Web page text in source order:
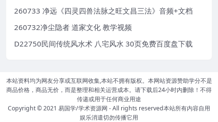
260733 净远《四灵四兽法脉之旺文昌三法》音频+文档
260732净尘隐者 道家文化 教学视频
D22750民间传统风水术 八宅风水 30页免费百度盘下载
本站资料均为网友分享或互联网收集,本站不拥有版权。本网站资源赞助学分不是
商品价格，商品无价，而是整理和相关运营成本。请下载后24小时内删除！不得
传递或用于任何商业用途
Copyright © 2021 易国学/学术资源网 - All rights reserved本站所有内容自用
娱乐消遣切勿传播它用